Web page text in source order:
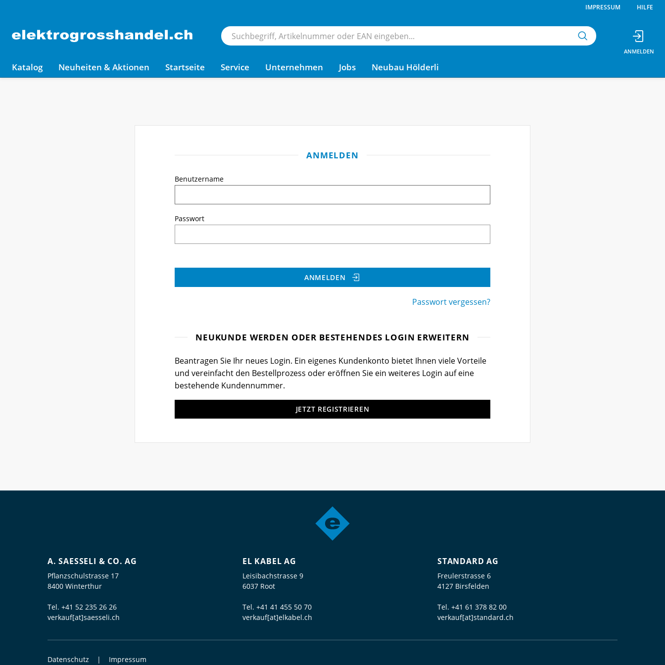
IMPRESSUM HILFE
Katalog Neuheiten & Aktionen Startseite Service Unternehmen Jobs Neubau Hölderli
ANMELDEN
Benutzername
Passwort
ANMELDEN
Passwort vergessen?
NEUKUNDE WERDEN ODER BESTEHENDES LOGIN ERWEITERN
Beantragen Sie Ihr neues Login. Ein eigenes Kundenkonto bietet Ihnen viele Vorteile
und vereinfacht den Bestellprozess oder eröffnen Sie ein weiteres Login auf eine
bestehende Kundennummer.
JETZT REGISTRIEREN
A. SAESSELI & CO. AG
Pflanzschulstrasse 17
8400 Winterthur
Tel. +41 52 235 26 26
verkauf[at]saesseli.ch
EL KABEL AG
Leisibachstrasse 9
6037 Root
Tel. +41 41 455 50 70
verkauf[at]elkabel.ch
STANDARD AG
Freulerstrasse 6
4127 Birsfelden
Tel. +41 61 378 82 00
verkauf[at]standard.ch
Datenschutz Impressum